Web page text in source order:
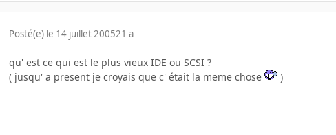
Posté(e) le 14 juillet 200521 a
qu' est ce qui est le plus vieux IDE ou SCSI ?
( jusqu' a present je croyais que c' était la meme chose
)